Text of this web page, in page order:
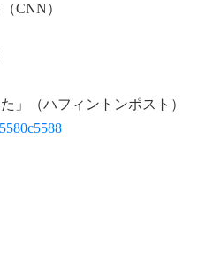
CNN）
」（ハフィントンポスト）